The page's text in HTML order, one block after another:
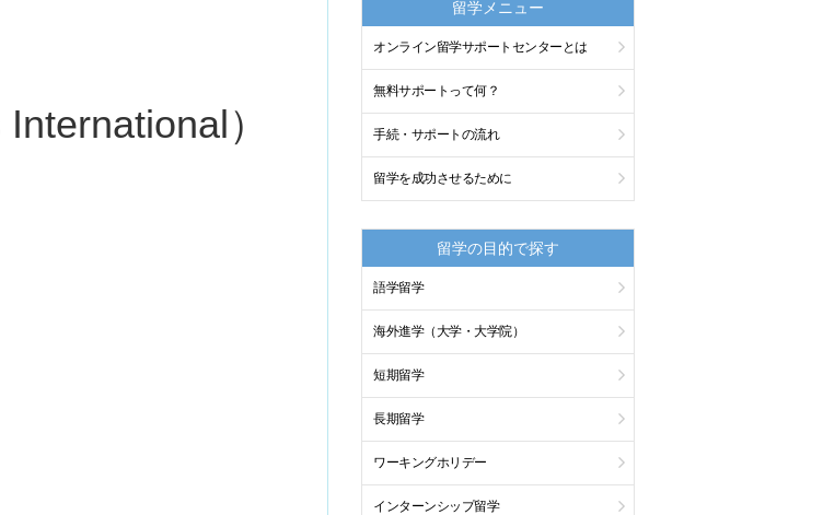
）
留学メニュー
オンライン留学サポートセンターとは
無料サポートって何？
手続・サポートの流れ
留学を成功させるために
留学の目的で探す
語学留学
海外進学（大学・大学院）
短期留学
長期留学
ワーキングホリデー
インターンシップ留学